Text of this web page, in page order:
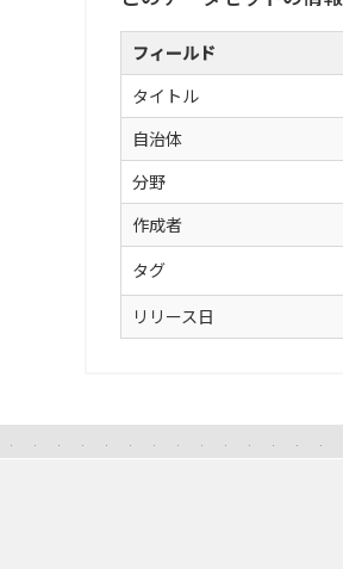
フィールド
タイトル
自治体
分野
作成者
タグ
リリース日